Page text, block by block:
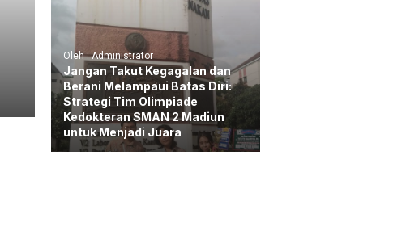
Oleh : Administrator
Jangan Takut Kegagalan dan
Berani Melampaui Batas Diri:
Strategi Tim Olimpiade
Kedokteran SMAN 2 Madiun
untuk Menjadi Juara